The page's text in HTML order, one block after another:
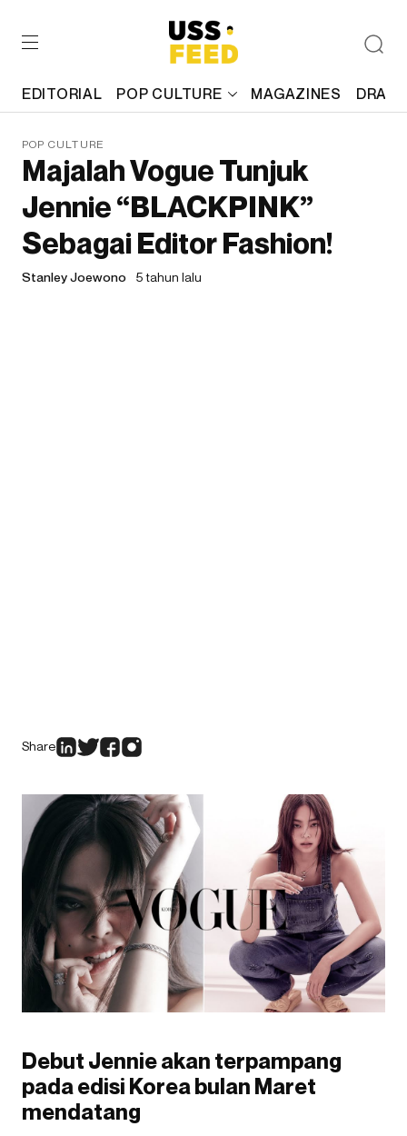
EDITORIAL POP CULTURE MAGAZINES
POP CULTURE
Majalah Vogue Tunjuk
Jennie “BLACKPINK”
Sebagai Editor Fashion!
Stanley Joewono 5 tahun lalu
Share
Debut Jennie akan terpampang
pada edisi Korea bulan Maret
mendatang